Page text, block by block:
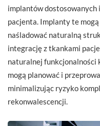
implantów
pacjenta. Implanty te
naśladować naturalną
integrację z tkankami
naturalnej funkcjonalności
mogą planować i
minimalizując ryzyko
rekonwalescencji.